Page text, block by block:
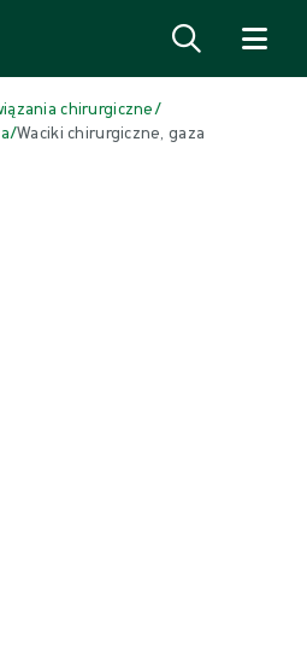
chirurgiczne/
/Waciki chirurgiczne, gaza